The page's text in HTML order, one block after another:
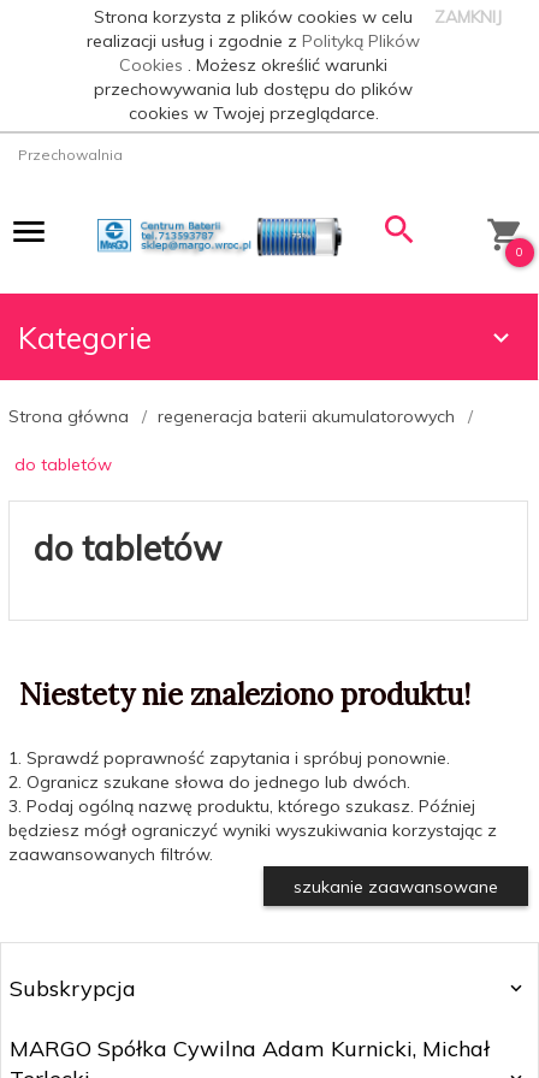
Strona korzysta z plików cookies w celu
realizacji usług i zgodnie zPolityką Plików
Cookies. Możesz określić warunki
przechowywania lub dostępu do plików
cookies w Twojej przeglądarce.
ZAMKNIJ
Przechowalnia
0
Kategorie
Strona główna regeneracja baterii akumulatorowych
do tabletów
do tabletów
Niestety nie znaleziono produktu!
1. Sprawdź poprawność zapytania i spróbuj ponownie.
2. Ogranicz szukane słowa do jednego lub dwóch.
3. Podaj ogólną nazwę produktu, którego szukasz. Później
będziesz mógł ograniczyć wyniki wyszukiwania korzystając z
zaawansowanych filtrów.
szukanie zaawansowane
Subskrypcja
MARGO Spółka Cywilna Adam Kurnicki, Michał